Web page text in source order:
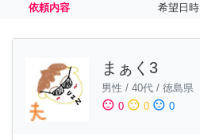
依頼内容 希望日時
まぁく3
男性 / 40代 / 徳島県
sentiment_satisfied 0 sentiment_neutral 0 sentiment_dissatisfied 0